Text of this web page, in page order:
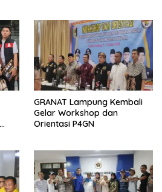
GRANAT Lampung Kembali
Gelar Workshop dan
Orientasi P4GN